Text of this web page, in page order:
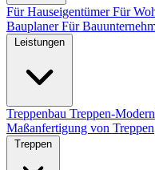
Für HauseigentümerFür
BauplanerFür
Leistungen
Treppenbau Treppen-
Maßanfertigung von Treppen
Treppen